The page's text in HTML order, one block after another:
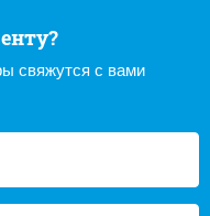
свяжутся с вами